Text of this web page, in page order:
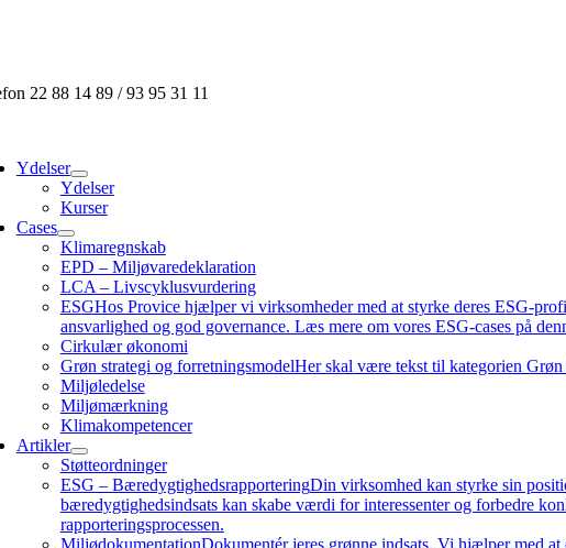
22 88 14 89 / 93 95 31 11
Ydelser
Ydelser
Kurser
Cases
Klimaregnskab
EPD – Miljøvaredeklaration
LCA – Livscyklusvurdering
ESGHos Provice hjælper vi virksomheder med at styrke deres ESG-
ansvarlighed og god governance. Læs mere om vores ESG-cases på
Cirkulær økonomi
Grøn strategi og forretningsmodelHer skal være tekst til kategorien
Miljøledelse
Miljømærkning
Klimakompetencer
Artikler
Støtteordninger
ESG – BæredygtighedsrapporteringDin virksomhed kan styrke sin
bæredygtighedsindsats kan skabe værdi for interessenter og forbedre
rapporteringsprocessen.
MiljødokumentationDokumentér jeres grønne indsats. Vi hjælper med